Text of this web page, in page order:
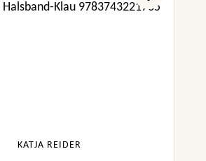
KATJA REIDER